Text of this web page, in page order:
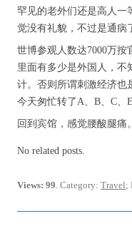
罕见的老外们还是高人一
觉没有礼貌，不过是通病
世博参观人数达7000万按
里面有多少是外国人，不
计。否则所谓刺激经济也
今天匆忙转了A、B、C、
回到宾馆，感觉腰酸腿痛。
No related posts.
Views: 99. Category: Travel;